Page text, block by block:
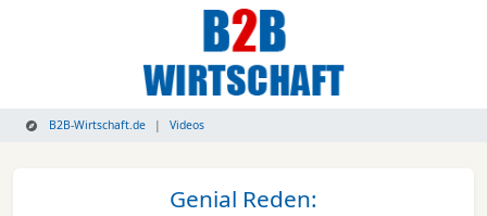
B2B-Wirtschaft.de Videos
Genial Reden: